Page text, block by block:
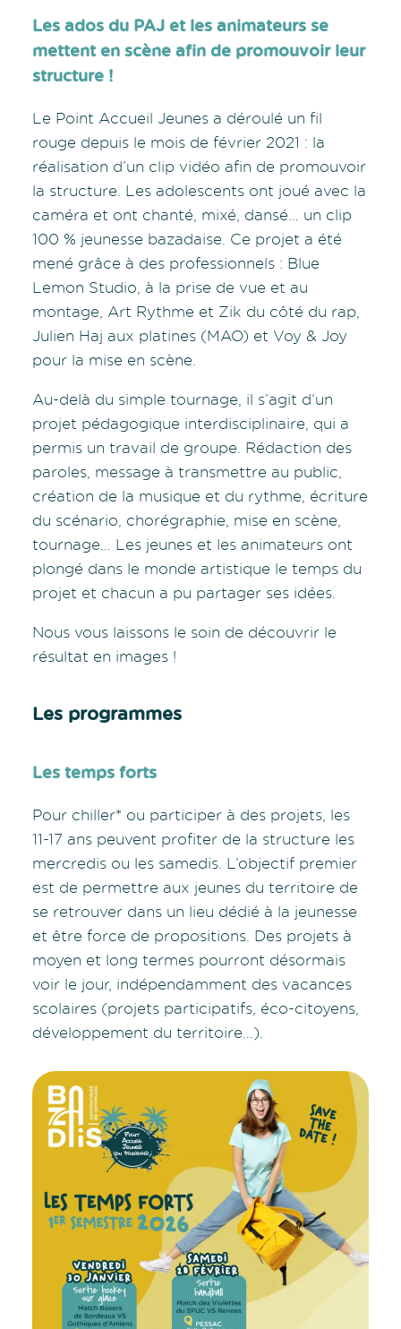
Les ados du PAJ et les animateurs se
mettent en scène afin de promouvoir leur
structure !
Le Point Accueil Jeunes a déroulé un fil
rouge depuis le mois de février 2021 : la
réalisation d’un clip vidéo afin de promouvoir
la structure. Les adolescents ont joué avec la
caméra et ont chanté, mixé, dansé… un clip
100 % jeunesse bazadaise. Ce projet a été
mené grâce à des professionnels : Blue
Lemon Studio, à la prise de vue et au
montage, Art Rythme et Zik du côté du rap,
Julien Haj aux platines (MAO) et Voy & Joy
pour la mise en scène.
Au-delà du simple tournage, il s’agit d’un
projet pédagogique interdisciplinaire, qui a
permis un travail de groupe. Rédaction des
paroles, message à transmettre au public,
création de la musique et du rythme, écriture
du scénario, chorégraphie, mise en scène,
tournage… Les jeunes et les animateurs ont
plongé dans le monde artistique le temps du
projet et chacun a pu partager ses idées.
Nous vous laissons le soin de découvrir le
résultat en images !
Les programmes
Les temps forts
Pour chiller* ou participer à des projets, les
11-17 ans peuvent profiter de la structure les
mercredis ou les samedis. L’objectif premier
est de permettre aux jeunes du territoire de
se retrouver dans un lieu dédié à la jeunesse
et être force de propositions. Des projets à
moyen et long termes pourront désormais
voir le jour, indépendamment des vacances
scolaires (projets participatifs, éco-citoyens,
développement du territoire…).